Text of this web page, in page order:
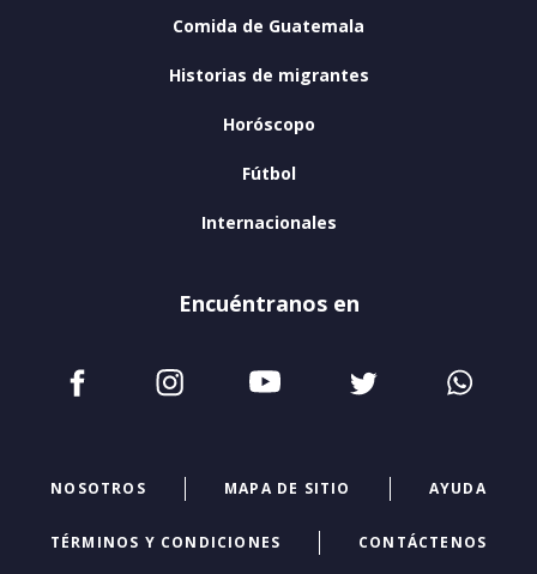
Comida de Guatemala
Historias de migrantes
Horóscopo
Fútbol
Internacionales
Encuéntranos en
NOSOTROS MAPA DE SITIO AYUDA
TÉRMINOS Y CONDICIONES CONTÁCTENOS